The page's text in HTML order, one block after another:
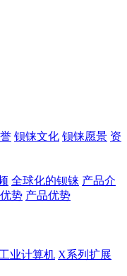
钡铼文化 钡铼愿景 资
全球化的钡铼 产品介
势 产品优势
业计算机 X系列扩展